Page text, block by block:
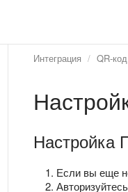
Личный кабинет
Кредиты
Продвижение
Интеграция
Настройка
Если вы еще